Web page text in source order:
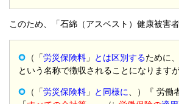
このため、「石綿（アスベスト）健康被害
（「労災保険料 」 とは区別するために
という名称で徴収されることになりますが
（「労災保険料 」 と同様に
、）『 労働